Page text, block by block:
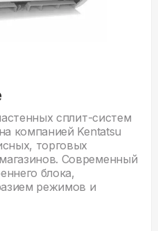
сплит-систем
компанией Kentatsu
торговых
Современный
блока,
режимов и